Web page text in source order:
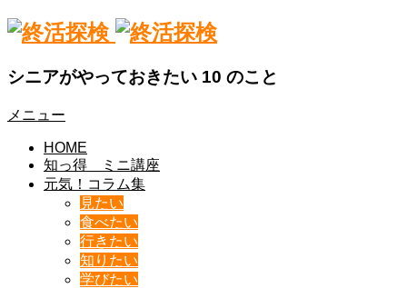
シニアがやっておきたい 10 のこと
メニュー
HOME
知っ得 ミニ講座
元気！コラム集
見たい
食べたい
行きたい
知りたい
学びたい